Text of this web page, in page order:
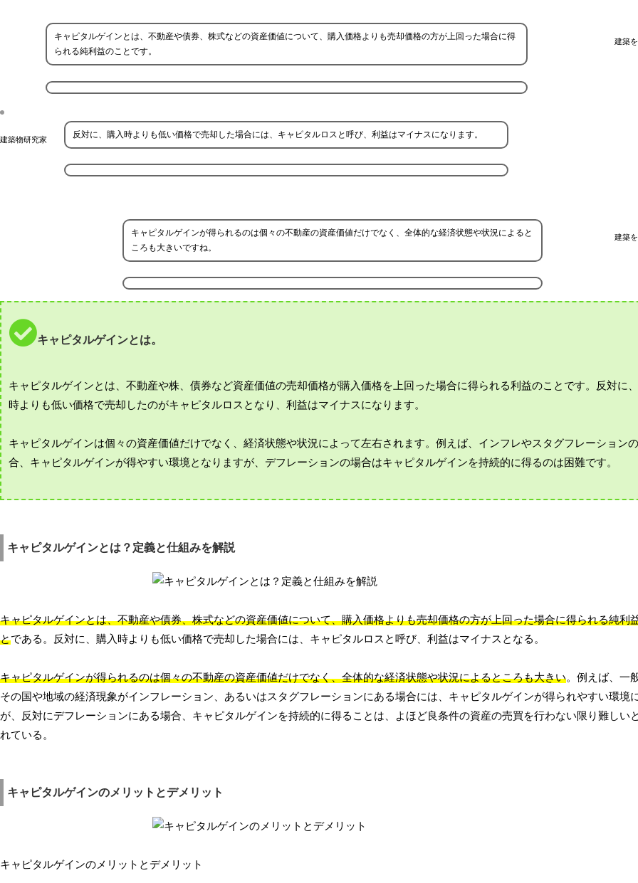
建築
キャピタルゲインとは、不動産や債券、株式などの資産価値について、購入価格よりも売却価格の方が上回った場合に得
られる純利益のことです。
建築物研究家 反対に、購入時よりも低い価格で売却した場合には、キャピタルロスと呼び、利益はマイナスになります。
建築
キャピタルゲインが得られるのは個々の不動産の資産価値だけでなく、全体的な経済状態や状況によると
ころも大きいですね。
キャピタルゲインとは。
キャピタルゲインとは、不動産や株、債券など資産価値の売却価格が購入価格を上回った場合に得られる利益のことです。反対に
時よりも低い価格で売却したのがキャピタルロスとなり、利益はマイナスになります。
キャピタルゲインは個々の資産価値だけでなく、経済状態や状況によって左右されます。例えば、インフレやスタグフレーション
合、キャピタルゲインが得やすい環境となりますが、デフレーションの場合はキャピタルゲインを持続的に得るのは困難です。
キャピタルゲインとは？定義と仕組みを解説
キャピタルゲインとは、不動産や債券、株式などの資産価値について、購入価格よりも売却価格の方が上回った場合に得られる純利
とである。反対に、購入時よりも低い価格で売却した場合には、キャピタルロスと呼び、利益はマイナスとなる。
キャピタルゲインが得られるのは個々の不動産の資産価値だけでなく、全体的な経済状態や状況によるところも大きい。例えば、一
その国や地域の経済現象がインフレーション、あるいはスタグフレーションにある場合には、キャピタルゲインが得られやすい環境
が、反対にデフレーションにある場合、キャピタルゲインを持続的に得ることは、よほど良条件の資産の売買を行わない限り難しい
れている。
キャピタルゲインのメリットとデメリット
キャピタルゲインのメリットとデメリット